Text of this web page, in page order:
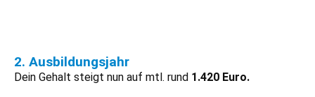
2. Ausbildungsjahr
Dein Gehalt steigt nun auf mtl. rund 1.420 Euro.